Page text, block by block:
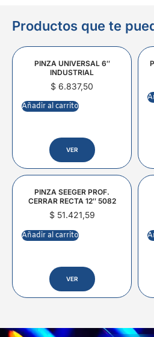
Productos que te
PINZA UNIVERSAL 6″
INDUSTRIAL
$ 6.837,50
Añadir al carrito
VER
PINZA SEEGER PROF.
CERRAR RECTA 12″ 5082
$51.421,59
Añadir al carrito
VER